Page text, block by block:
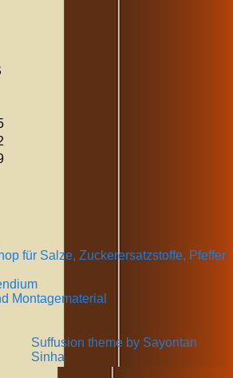
für Salze, Zuckerersatzstoffe, Pfeffer
Montagematerial
Suffusion theme by Sayontan
Sinha